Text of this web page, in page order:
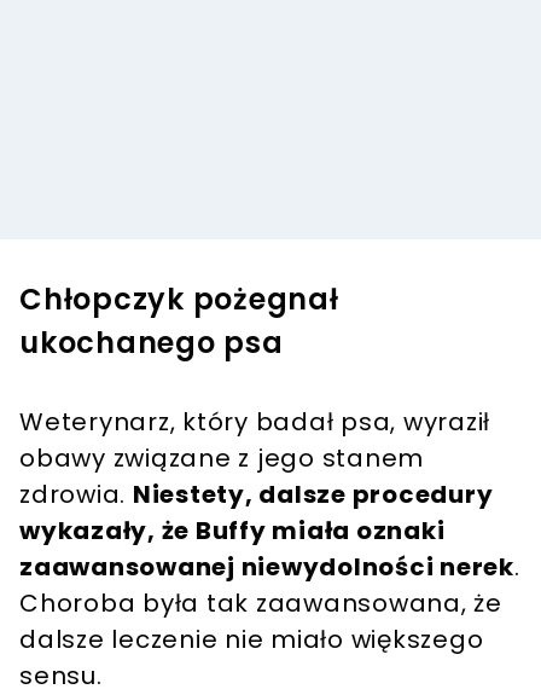
Chłopczyk pożegnał
ukochanego psa
Weterynarz, który badał psa, wyraził
obawy związane z jego stanem
zdrowia. Niestety, dalsze procedury
wykazały, że Buffy miała oznaki
zaawansowanej niewydolności nerek.
Choroba była tak zaawansowana, że
dalsze leczenie nie miało większego
sensu.